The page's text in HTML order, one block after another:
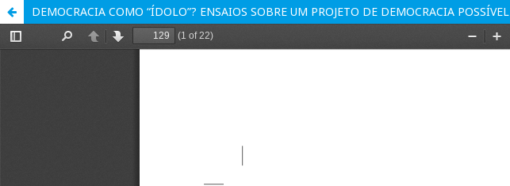
DEMOCRACIA COMO “ÍDOLO”? ENSAIOS SOBRE UM PROJETO DE DEMOCRACIA POSSÍVEL